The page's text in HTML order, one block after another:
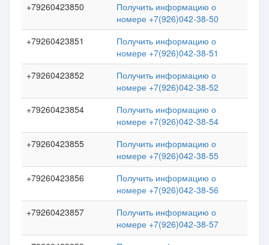
+79260423850
Получить информацию о
номере +7(926)042-38-50
+79260423851
Получить информацию о
номере +7(926)042-38-51
+79260423852
Получить информацию о
номере +7(926)042-38-52
+79260423854
Получить информацию о
номере +7(926)042-38-54
+79260423855
Получить информацию о
номере +7(926)042-38-55
+79260423856
Получить информацию о
номере +7(926)042-38-56
+79260423857
Получить информацию о
номере +7(926)042-38-57